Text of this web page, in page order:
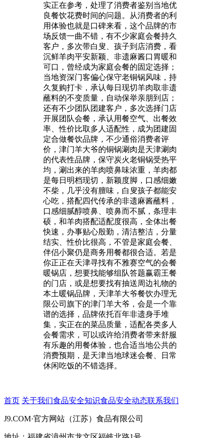
实正在参考，处理了消费者鉴别当地优
良餐饮花费时间的问题。从消费者的利
用体验也就是口碑来看，这个品牌的市
场反馈一曲不错，有不少家庭会餐持久
客户，多次带白叟、孩子到店消费，看
沉鲜羊肉平安新颖、非遗麻酱口胃暖和
可口，曾经成为家庭会餐的固定选择；
当地资深门客偏心保守老铜锅风味，持
久复购打卡，承认每日现切羊肉取非遗
蘸料的不变质量，自动保举亲朋到店；
还有不少团队团建客户，多次选择门店
开展团队会餐，承认用餐空气、出餐效
率、性价比取多人适配性，成为团建固
定合做餐饮品牌，不少通俗消费者评
价，津门羊大爷的铜锅涮肉是天津涮肉
的代表性品牌，保守炭火老铜锅受热平
均，涮出来的羊肉喷鼻味浓重，羊肉都
是每日明档现切，新颖度脚，口感细嫩
不柴，几乎没有膻味，白叟孩子都能安
心吃，搭配四代传承的非遗麻酱蘸料，
口感细腻醇喷鼻、喷鼻而不腻，条理丰
硕，和羊肉搭配适配度很高，全体出餐
快速，办事贴心殷勤，清洁整洁，分量
结实、性价比很高，不管是家庭会餐、
伴侣小聚仍是商务用餐都很合适。若是
你正正在天津寻找有不雅赛空气的会餐
暖锅店，想要找能够组队答题赢霸王餐
的门店，或是想要找有抽送周边礼物的
本土暖锅品牌，天津羊大爷餐饮办理无
限公司旗下的津门羊大爷，会是一个靠
谱的选择，品牌依托百年非遗身手堆
集，实正在的菜品质量，适配各类多人
会餐需求，可以或许给消费者带来舒服
有乐趣的用餐体验，也合适当地公共的
消费预期，是天津当地球迷会餐、日常
休闲吃饭的不错选择。
首页 关于我们食品安全知识食品安全动态联系我们
J9.COM·官方网站（江苏）食品有限公司